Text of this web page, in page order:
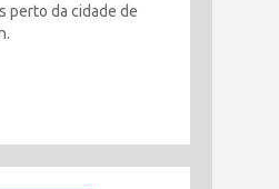
perto da cidade de